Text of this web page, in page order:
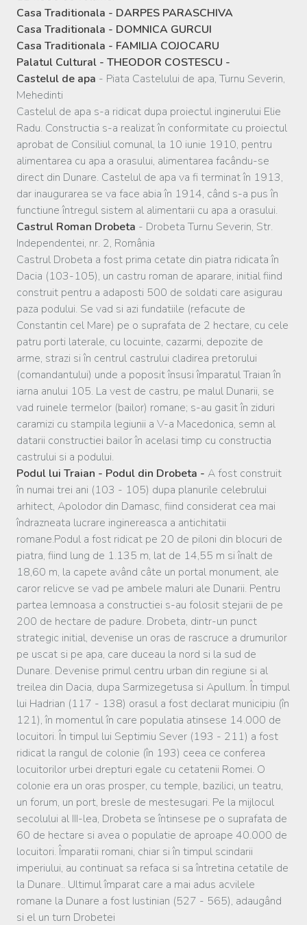
Casa Traditionala - DARPES PARASCHIVA
Casa Traditionala - DOMNICA GURCUI
Casa Traditionala - FAMILIA COJOCARU
Palatul Cultural - THEODOR COSTESCU -
Castelul de apa - Piata Castelului de apa, Turnu Severin,
Mehedinti
Castelul de apa s-a ridicat dupa proiectul inginerului Elie
Radu. Constructia s-a realizat în conformitate cu proiectul
aprobat de Consiliul comunal, la 10 iunie 1910, pentru
alimentarea cu apa a orasului, alimentarea facându-se
direct din Dunare. Castelul de apa va fi terminat în 1913,
dar inaugurarea se va face abia în 1914, când s-a pus în
functiune întregul sistem al alimentarii cu apa a orasului.
Castrul Roman Drobeta - Drobeta Turnu Severin, Str.
Independentei, nr. 2, România
Castrul Drobeta a fost prima cetate din piatra ridicata în
Dacia (103-105), un castru roman de aparare, initial fiind
construit pentru a adaposti 500 de soldati care asigurau
paza podului. Se vad si azi fundatiile (refacute de
Constantin cel Mare) pe o suprafata de 2 hectare, cu cele
patru porti laterale, cu locuinte, cazarmi, depozite de
arme, strazi si în centrul castrului cladirea pretorului
(comandantului) unde a poposit însusi împaratul Traian în
iarna anului 105. La vest de castru, pe malul Dunarii, se
vad ruinele termelor (bailor) romane; s-au gasit în ziduri
caramizi cu stampila legiunii a V-a Macedonica, semn al
datarii constructiei bailor în acelasi timp cu constructia
castrului si a podului.
Podul lui Traian - Podul din Drobeta - A fost construit
în numai trei ani (103 - 105) dupa planurile celebrului
arhitect, Apolodor din Damasc, fiind considerat cea mai
îndrazneata lucrare inginereasca a antichitatii
romane.Podul a fost ridicat pe 20 de piloni din blocuri de
piatra, fiind lung de 1.135 m, lat de 14,55 m si înalt de
18,60 m, la capete având câte un portal monument, ale
caror relicve se vad pe ambele maluri ale Dunarii. Pentru
partea lemnoasa a constructiei s-au folosit stejarii de pe
200 de hectare de padure. Drobeta, dintr-un punct
strategic initial, devenise un oras de rascruce a drumurilor
pe uscat si pe apa, care duceau la nord si la sud de
Dunare. Devenise primul centru urban din regiune si al
treilea din Dacia, dupa Sarmizegetusa si Apullum. În timpul
lui Hadrian (117 - 138) orasul a fost declarat municipiu (în
121), în momentul în care populatia atinsese 14.000 de
locuitori. În timpul lui Septimiu Sever (193 - 211) a fost
ridicat la rangul de colonie (în 193) ceea ce conferea
locuitorilor urbei drepturi egale cu cetatenii Romei. O
colonie era un oras prosper, cu temple, bazilici, un teatru,
un forum, un port, bresle de mestesugari. Pe la mijlocul
secolului al III-lea, Drobeta se întinsese pe o suprafata de
60 de hectare si avea o populatie de aproape 40.000 de
locuitori. Împaratii romani, chiar si în timpul scindarii
imperiului, au continuat sa refaca si sa întretina cetatile de
la Dunare.. Ultimul împarat care a mai adus acvilele
romane la Dunare a fost Iustinian (527 - 565), adaugând
si el un turn Drobetei